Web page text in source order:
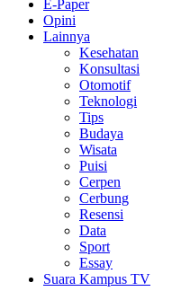
E-Paper
Opini
Lainnya
Kesehatan
Konsultasi
Otomotif
Teknologi
Tips
Budaya
Wisata
Puisi
Cerpen
Cerbung
Resensi
Data
Sport
Essay
Suara Kampus TV